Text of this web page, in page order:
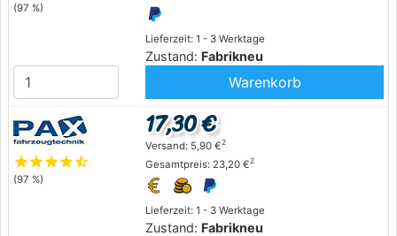
(97 %)
Lieferzeit: 1 - 3 Werktage
Zustand: Fabrikneu
Warenkorb
starstarstarstarstar_half
(97 %)
Lieferzeit: 1 - 3 Werktage
Zustand: Fabrikneu
17,30 €
Versand: 5,90 €2
Gesamtpreis: 23,20 €2